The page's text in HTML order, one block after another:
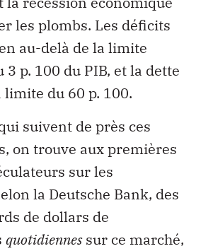
les plombs. Les déficits
au-delà de la limite
3 p. 100 du PIB, et la dette
limite du 60 p. 100.
suivent de près ces
on trouve aux premières
sur les
la Deutsche Bank, des
de dollars de
quotidiennessur ce marché,